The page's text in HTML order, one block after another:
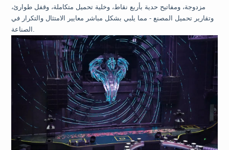
مزدوجة، ومفاتيح حدية بأربع نقاط، وخلية تحميل متكاملة، وقفل طوارئ،
وتقارير تحميل المصنع - مما يلبي بشكل مباشر معايير الامتثال والتكرار في
الصناعة.